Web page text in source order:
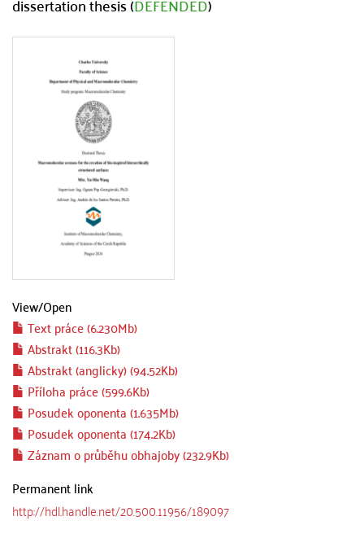
View/Open
Text práce (6.230Mb)
Abstrakt (116.3Kb)
Abstrakt (anglicky) (94.52Kb)
Příloha práce (599.6Kb)
Posudek oponenta (1.635Mb)
Posudek oponenta (174.2Kb)
Záznam o průběhu obhajoby (232.9Kb)
Permanent link
http://hdl.handle.net/20.500.11956/189097